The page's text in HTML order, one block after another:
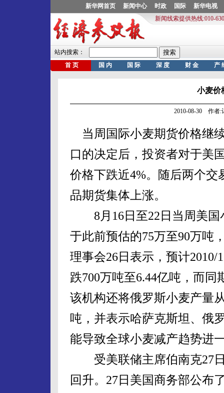
小麦价
2010-08-30 作者:
当周国际小麦期货价格继
口的决定后，投资者对于美
价格下跌近4%。随后两个
品期货集体上涨。
8月16日至22日当周美国
于此前预估的75万至90万吨
理事会26日表示，预计
跌700万吨至6.44亿吨，而
该机构还将俄罗斯小麦产量
吨，并表示哈萨克斯坦、俄
能导致全球小麦减产趋势进
受美联储主席伯南克27日
回升。27日美国商务部公布